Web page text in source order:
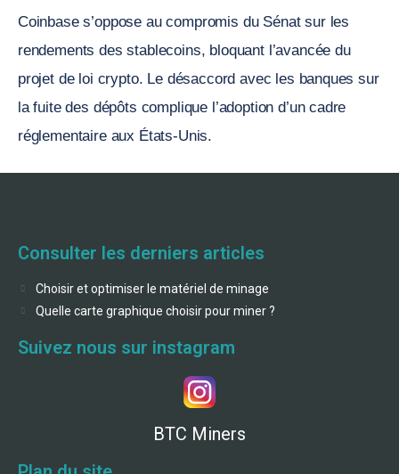
Coinbase s’oppose au compromis du Sénat sur les
rendements des stablecoins, bloquant l’avancée du
projet de loi crypto. Le désaccord avec les banques sur
la fuite des dépôts complique l’adoption d’un cadre
réglementaire aux États-Unis.
Consulter les derniers articles
Choisir et optimiser le matériel de minage
Quelle carte graphique choisir pour miner ?
Suivez nous sur instagram
BTC Miners